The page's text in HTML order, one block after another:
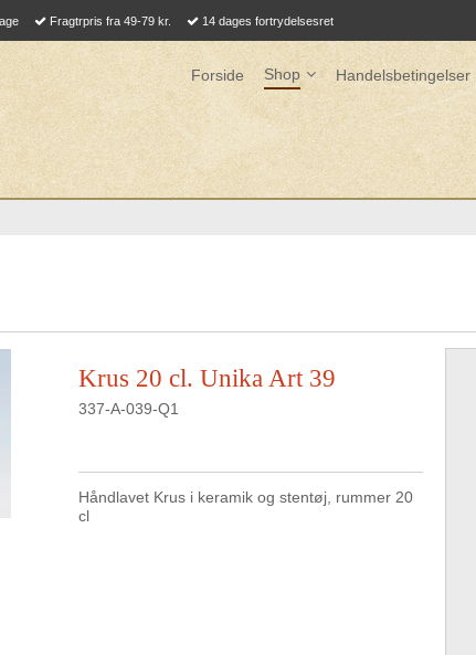
Fragtrpris fra 49-79 kr. 14 dages fortrydelsesret
Forside Shop Handelsbetingelser
Krus 20 cl. Unika Art 39
337-A-039-Q1
Håndlavet Krus i keramik og stentøj, rummer 20
cl